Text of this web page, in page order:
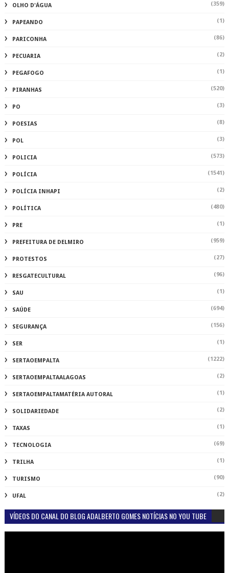
OLHO D'ÁGUA (359)
PAPEANDO (1)
PARICONHA (86)
PECUARIA (2)
PEGAFOGO (1)
PIRANHAS (520)
PO (3)
POESIAS (8)
POL (3)
POLICIA (573)
POLÍCIA (1541)
POLÍCIA INHAPI (2)
POLÍTICA (480)
PRE (1)
PREFEITURA DE DELMIRO (959)
PROTESTOS (27)
RESGATECULTURAL (96)
SAU (1)
SAÚDE (694)
SEGURANÇA (156)
SER (1)
SERTAOEMPALTA (1222)
SERTAOEMPALTAALAGOAS (2)
SERTAOEMPALTAMATÉRIA AUTORAL (1)
SOLIDARIEDADE (2)
TAXAS (1)
TECNOLOGIA (69)
TRILHA (1)
TURISMO (90)
UFAL (2)
VÍDEOS DO CANAL DO BLOG ADALBERTO GOMES NOTÍCIAS NO YOU TUBE